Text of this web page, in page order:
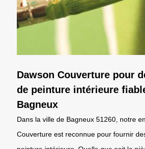
Dawson Couverture pour
de peinture intérieure
Bagneux
Dans la ville de Bagneux 51260, notre
Couverture est reconnue pour fournir